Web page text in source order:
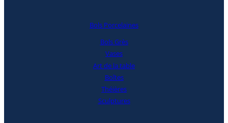
Bols Porcelaines
Bols Grès
Vases
Art de la table
Boîtes
Théières
Sculptures